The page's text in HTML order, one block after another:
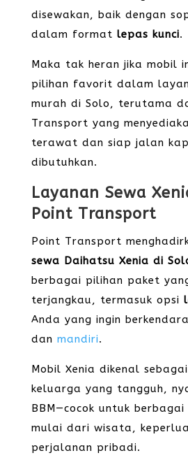
disewakan, baik dengan
dalam format lepas kunci.
Maka tak heran jika mobil
pilihan favorit dalam
murah di Solo, terutama
Transport yang
terawat dan siap jalan
dibutuhkan.
Layanan Sewa
Point Transport
Point Transport
sewa Daihatsu Xenia di
berbagai pilihan paket
terjangkau, termasuk opsi
Anda yang ingin
dan mandiri.
Mobil Xenia dikenal
keluarga yang tangguh,
BBM—cocok untuk
mulai dari wisata,
perjalanan pribadi.